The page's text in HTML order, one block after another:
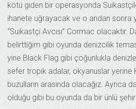
kötü giden bir operasyonda
ihanete uğrayacak ve o andan sonra
“Suikastçi Avcısı” Cormac olacaktır.
belirttiğim gibi oyunda denizcilik
yine Black Flag gibi çoğunlukla
sefer tropik adalar, okyanuslar yerine
buzulların arasında olacağız. Ayrıca
olduğu gibi bu oyunda da bir ünlü